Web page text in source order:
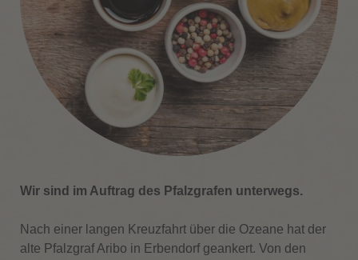
Wir sind im Auftrag des Pfalzgrafen unterwegs.
Nach einer langen Kreuzfahrt über die Ozeane hat der
alte Pfalzgraf Aribo in Erbendorf geankert. Von den